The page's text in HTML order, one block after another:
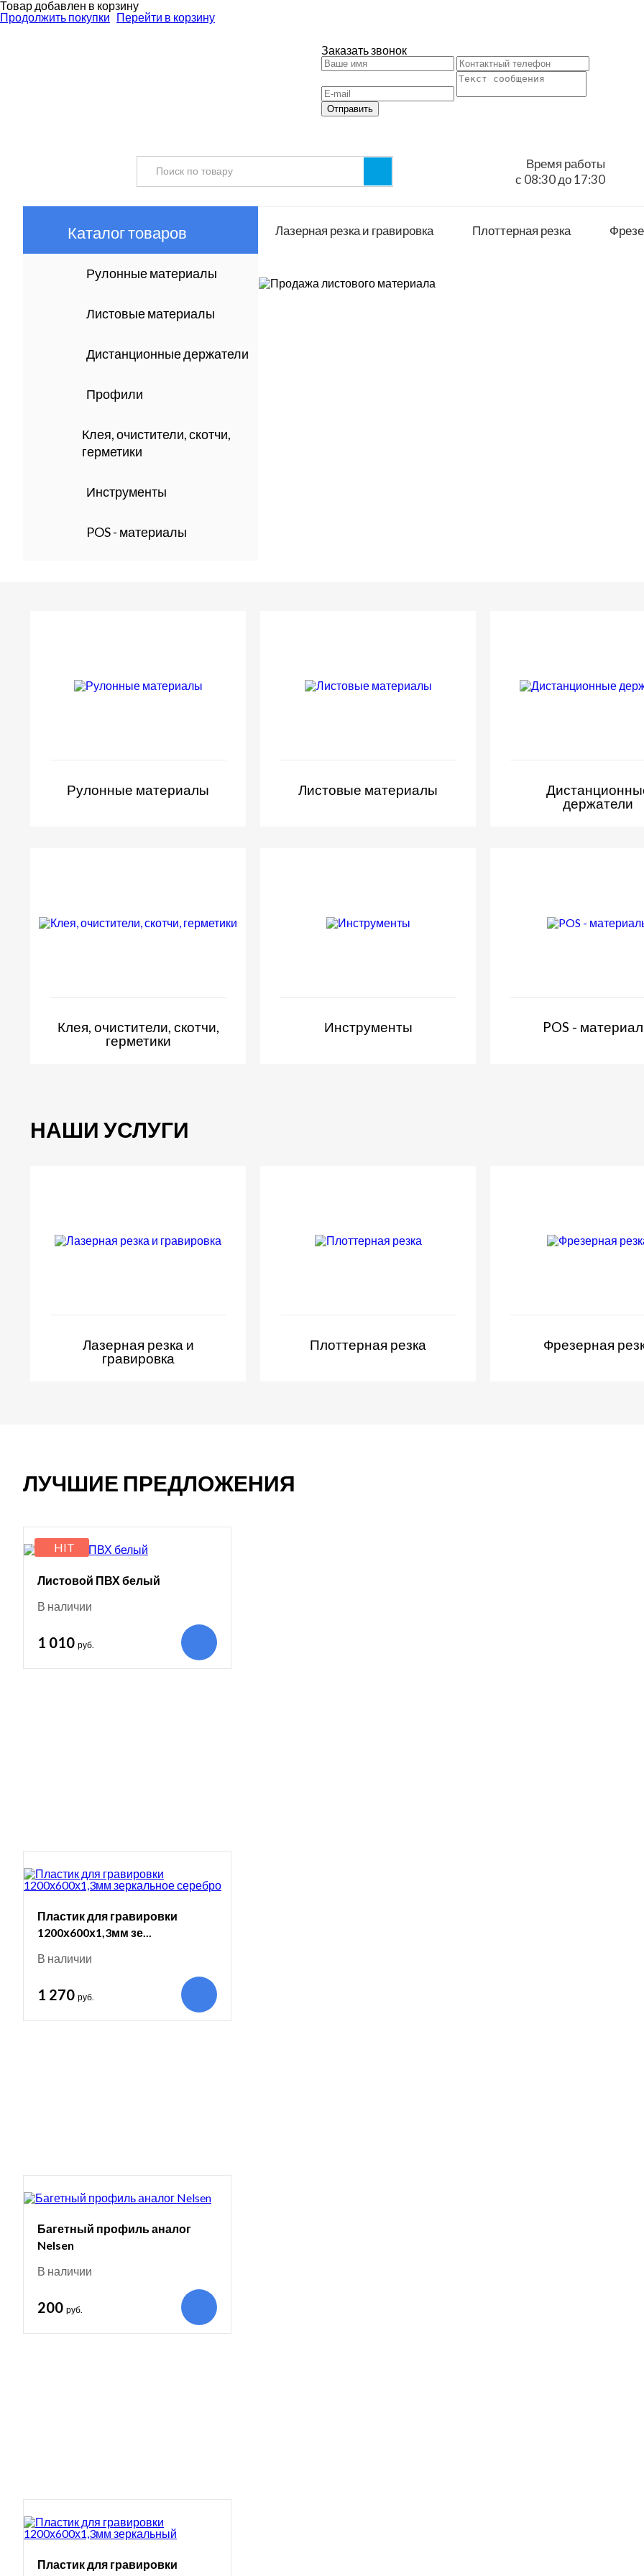
Товар добавлен в корзину
Продолжить покупки Перейти в корзину
Заказать звонок
Отправить
Время работы
с 08:30 до 17:30
Каталог товаров
Рулонные материалы
Листовые материалы
Дистанционные держатели
Профили
Клея, очистители, скотчи,
герметики
Инструменты
POS - материалы
Лазерная резка и гравировка Плоттерная резка
Рулонные материалы Листовые материалы
держатели
Клея, очистители, скотчи,
герметики
Инструменты POS -
НАШИ УСЛУГИ
Лазерная резка и
гравировка
Плоттерная резка Фрезерная
ЛУЧШИЕ ПРЕДЛОЖЕНИЯ
HIT
Листовой ПВХ белый
В наличии
1 010 руб.
Пластик для гравировки
1200х600х1,3мм зе...
В наличии
1 270 руб.
Багетный профиль аналог
Nelsen
В наличии
200 руб.
Пластик для гравировки